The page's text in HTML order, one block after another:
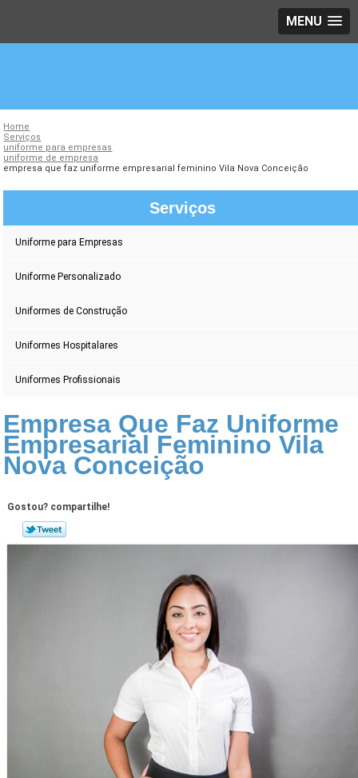
MENU
Home
Serviços
uniforme para empresas
uniforme de empresa
empresa que faz uniforme empresarial feminino Vila Nova Conceição
Serviços
Uniforme para Empresas
Uniforme Personalizado
Uniformes de Construção
Uniformes Hospitalares
Uniformes Profissionais
Empresa Que Faz Uniforme
Empresarial Feminino Vila
Nova Conceição
Gostou? compartilhe!